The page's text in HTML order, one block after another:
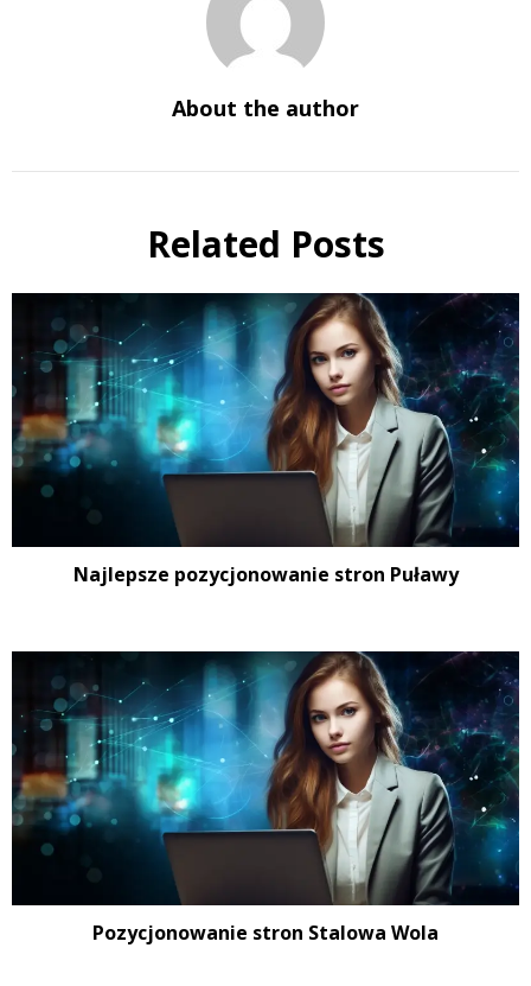
About the author
Related Posts
Najlepsze pozycjonowanie stron Puławy
Pozycjonowanie stron Stalowa Wola